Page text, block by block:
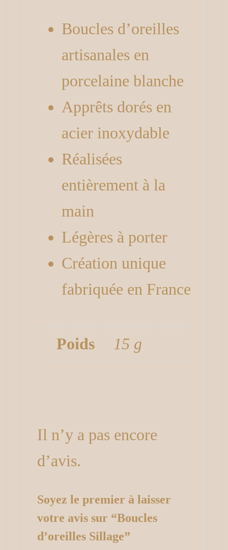
Boucles d’oreilles
artisanales en
porcelaine blanche
Apprêts dorés en
acier inoxydable
Réalisées
entièrement à la
main
Légères à porter
Création unique
fabriquée en France
Poids 15 g
Il n’y a pas encore
d’avis.
Soyez le premier à laisser
votre avis sur “Boucles
d’oreilles Sillage”